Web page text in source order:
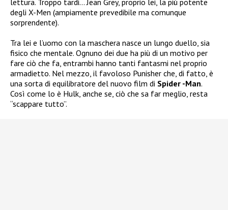
degli X-Men (ampiamente prevedibile ma comunque
sorprendente).
Tra lei e l’uomo con la maschera nasce un lungo duello, sia
fisico che mentale. Ognuno dei due ha più di un motivo per
fare ciò che fa, entrambi hanno tanti fantasmi nel proprio
armadietto. Nel mezzo, il favoloso Punisher che, di fatto, è
una sorta di equilibratore del nuovo film di Spider -Man.
Così come lo è Hulk, anche se, ciò che sa far meglio, resta
“scappare tutto”.